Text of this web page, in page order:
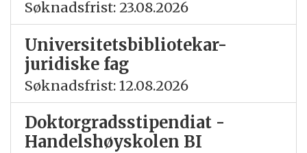
Søknadsfrist: 23.08.2026
Universitetsbibliotekar-
juridiske fag
Søknadsfrist: 12.08.2026
Doktorgradsstipendiat -
Handelshøyskolen BI